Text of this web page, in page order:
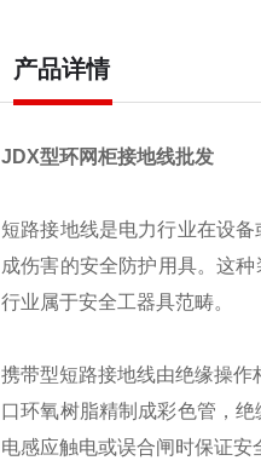
产品详情
JDX型环网柜接地线批发
短路接地线是电力行业在设
成伤害的安全防护用具。这
行业属于安全工器具范畴。
携带型短路接地线由绝缘操
口环氧树脂精制成彩色管，
电感应触电或误合闸时保证